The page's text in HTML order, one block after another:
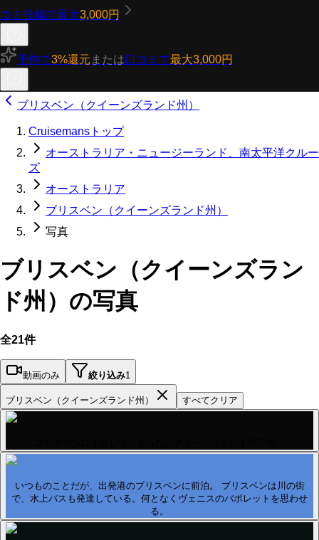
コミ投稿で最大3,000円
予約で3%還元 または口コミで最大3,000円
ブリスベン（クイーンズランド州）
Cruisemansトップ
オーストラリア・ニュージーランド、南太平洋クルー
ズ
オーストラリア
ブリスベン（クイーンズランド州）
写真
ブリスベン（クイーンズラン
ド州）の写真
全21件
動画のみ 絞り込み1
ブリスベン（クイーンズランド州） すべてクリア
いつものことだが、出発港のブリスベンに前泊。 ブリスベンは川の街
で、水上バスも発達している。何となくヴェニスのバポレットを思わせ
る。